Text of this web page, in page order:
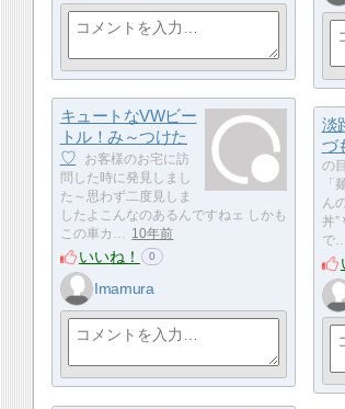
キュートなVWビー
トル！み～つけた
♡
お客様のお宅に訪
問した時に発見しまし
た～思わず二度見しま
したよこんなのあるんですねェ しかも
この車カ… 10年前
いいね！ 0
Imamura
淡
づ
の
「
ん
丼”
で